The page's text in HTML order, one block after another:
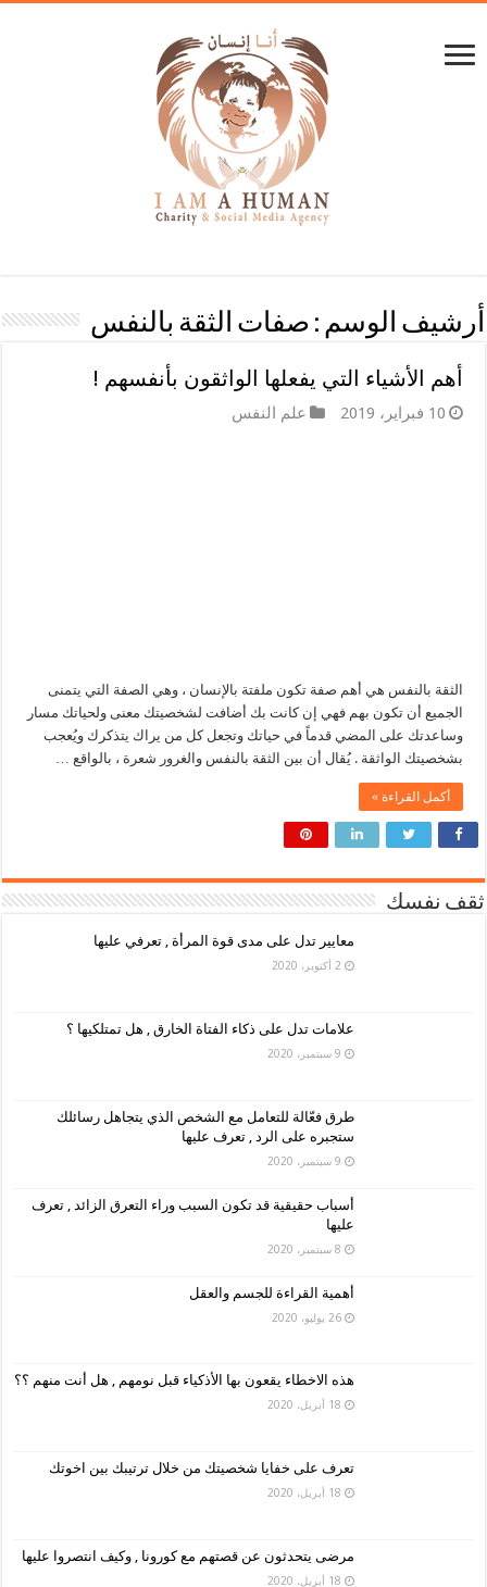
أرشيف الوسم : صفات الثقة بالنفس
أهم الأشياء التي يفعلها الواثقون بأنفسهم !
10 فبراير، 2019 علم النفس
الثقة بالنفس هي أهم صفة تكون ملفتة بالإنسان ، وهي الصفة التي يتمنى
الجميع أن تكون بهم فهي إن كانت بك أضافت لشخصيتك معنى ولحياتك مسار
وساعدتك على المضي قدماً في حياتك وتجعل كل من يراك يتذكرك ويُعجب
بشخصيتك الواثقة . يُقال أن بين الثقة بالنفس والغرور شعرة ، بالواقع …
أكمل القراءة »
ثقف نفسك
معايير تدل على مدى قوة المرأة , تعرفي عليها
2 أكتوبر، 2020
علامات تدل على ذكاء الفتاة الخارق , هل تمتلكيها ؟
9 سبتمبر، 2020
طرق فعّالة للتعامل مع الشخص الذي يتجاهل رسائلك
ستجبره على الرد , تعرف عليها
9 سبتمبر، 2020
أسباب حقيقية قد تكون السبب وراء التعرق الزائد , تعرف
عليها
8 سبتمبر، 2020
أهمية القراءة للجسم والعقل
26 يوليو، 2020
هذه الاخطاء يقعون بها الأذكياء قبل نومهم , هل أنت منهم ؟؟
18 أبريل، 2020
تعرف على خفايا شخصيتك من خلال ترتيبك بين اخوتك
18 أبريل، 2020
مرضى يتحدثون عن قصتهم مع كورونا , وكيف انتصروا عليها
18 أبريل، 2020